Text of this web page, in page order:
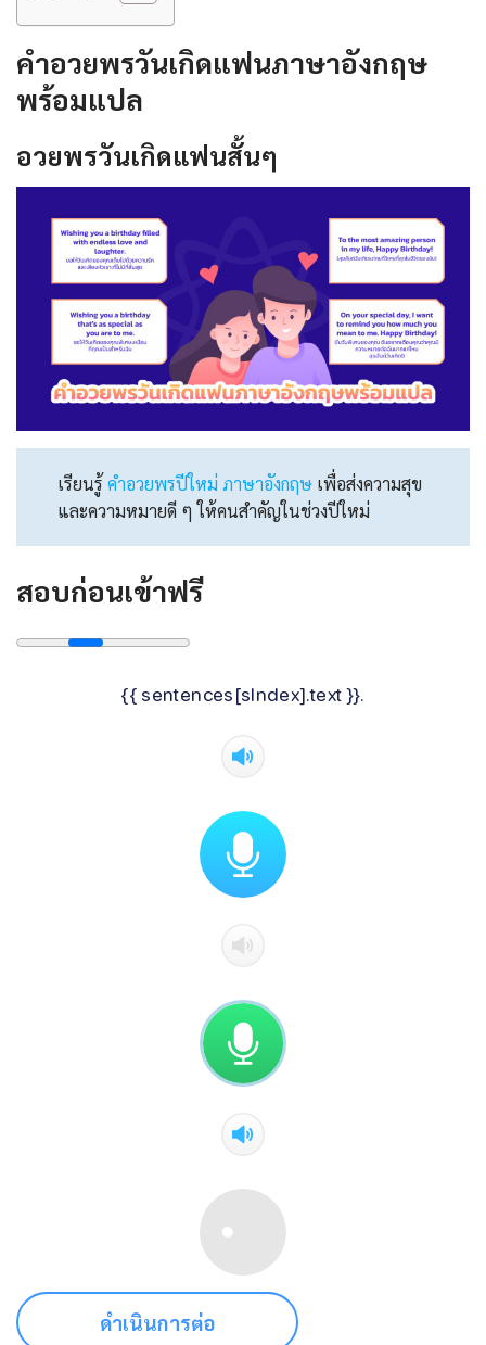
คําอวยพรวันเกิดแฟนภาษาอังกฤษ
พร้อมแปล
อวยพรวันเกิดแฟนสั้นๆ
เรียนรู้ คําอวยพรปีใหม่ ภาษาอังกฤษ เพื่อส่งความสุข
และความหมายดี ๆ ให้คนสำคัญในช่วงปีใหม่
สอบก่อนเข้าฟรี
{{ sentences[sIndex].text }}.
ดำเนินการต่อ